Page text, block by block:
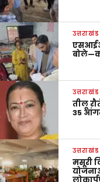
उत्तराखंड
उत्तराखंड
तीलू
35
उत्तराखंड
मसूरी